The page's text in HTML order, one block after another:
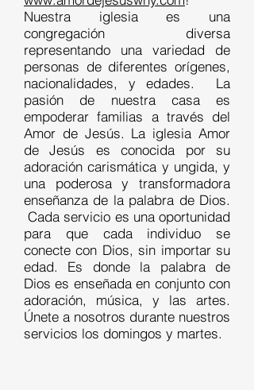
Nuestra iglesia es una
congregación diversa
representando una variedad de
personas de diferentes orígenes,
nacionalidades, y edades. La
pasión de nuestra casa es
empoderar familias a través del
Amor de Jesús. La iglesia Amor
de Jesús es conocida por su
adoración carismática y ungida, y
una poderosa y transformadora
enseñanza de la palabra de Dios.
Cada servicio es una oportunidad
para que cada individuo se
conecte con Dios, sin importar su
edad. Es donde la palabra de
Dios es enseñada en conjunto con
adoración, música, y las artes.
Únete a nosotros durante nuestros
servicios los domingos y martes.